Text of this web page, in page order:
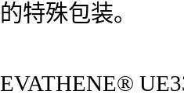
的特殊包装。
EVATHENE®